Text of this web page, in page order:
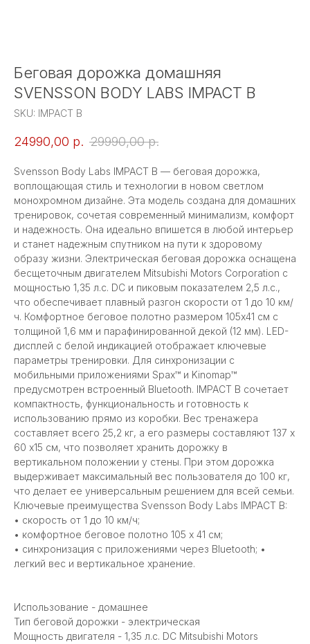
Беговая дорожка домашняя
SVENSSON BODY LABS IMPACT B
SKU: IMPACT B
24990,00 р. 29990,00 р.
Svensson Body Labs IMPACT B — беговая дорожка,
воплощающая стиль и технологии в новом светлом
монохромном дизайне. Эта модель создана для домашних
тренировок, сочетая современный минимализм, комфорт
и надежность. Она идеально впишется в любой интерьер
и станет надежным спутником на пути к здоровому
образу жизни. Электрическая беговая дорожка оснащена
бесщеточным двигателем Mitsubishi Motors Corporation с
мощностью 1,35 л.с. DC и пиковым показателем 2,5 л.с.,
что обеспечивает плавный разгон скорости от 1 до 10 км/
ч. Комфортное беговое полотно размером 105х41 см с
толщиной 1,6 мм и парафинированной декой (12 мм). LED-
дисплей с белой индикацией отображает ключевые
параметры тренировки. Для синхронизации с
мобильными приложениями Spax™ и Kinomap™
предусмотрен встроенный Bluetooth. IMPACT B сочетает
компактность, функциональность и готовность к
использованию прямо из коробки. Вес тренажера
составляет всего 25,2 кг, а его размеры составляют 137 х
60 х15 см, что позволяет хранить дорожку в
вертикальном положении у стены. При этом дорожка
выдерживает максимальный вес пользователя до 100 кг,
что делает ее универсальным решением для всей семьи.
Ключевые преимущества Svensson Body Labs IMPACT B:
• скорость от 1 до 10 км/ч;
• комфортное беговое полотно 105 х 41 см;
• синхронизация с приложениями через Bluetooth; •
легкий вес и вертикальное хранение.
Использование - домашнее
Тип беговой дорожки - электрическая
Мощность двигателя - 1,35 л.с. DC Mitsubishi Motors